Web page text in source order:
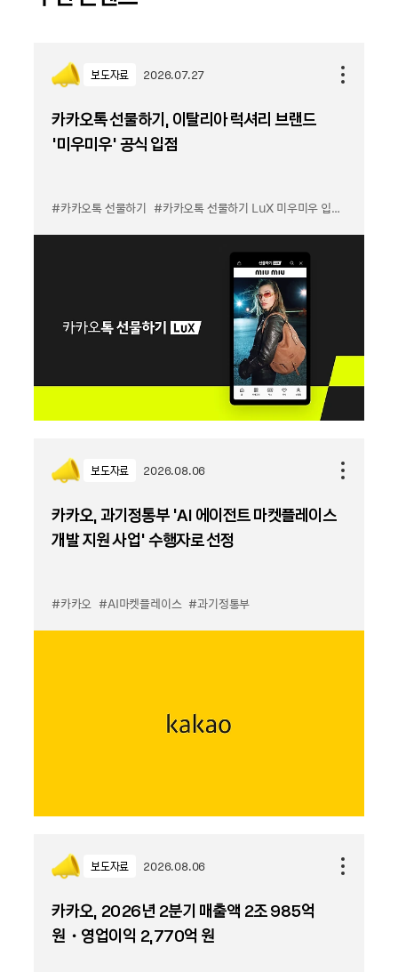
보도자료 2026.07.27
카카오톡 선물하기, 이탈리아 럭셔리 브랜드
'미우미우' 공식 입점
#카카오톡 선물하기 #카카오톡 선물하기 LuX 미우미우 입점
보도자료 2026.08.06
카카오, 과기정통부 ‘AI 에이전트 마켓플레이스
개발 지원 사업’ 수행자로 선정
#카카오 #AI마켓플레이스 #과기정통부
보도자료 2026.08.06
카카오, 2026년 2분기 매출액 2조 985억
원・영업이익 2,770억 원